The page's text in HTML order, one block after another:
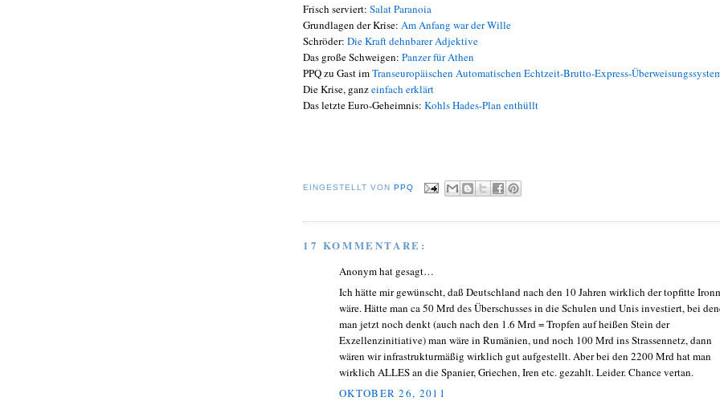
Frisch serviert: Salat Paranoia
Grundlagen der Krise: Am Anfang war der Wille
Schröder: Die Kraft dehnbarer Adjektive
Das große Schweigen: Panzer für Athen
PPQ zu Gast imTranseuropäischen Automatischen Echtzeit-Brutto-Express-
Die Krise, ganzeinfach erklärt
Das letzte Euro-Geheimnis: Kohls Hades-Plan enthüllt
EINGESTELLT VON PPQ
17 KOMMENTARE:
Anonym hat gesagt…
Ich hätte mir gewünscht, daß Deutschland nach den 10 Jahren wirklich der topfitte
wäre. Hätte man ca 50 Mrd des Überschusses in die Schulen und Unis investiert, bei
man jetzt noch denkt (auch nach den 1.6 Mrd = Tropfen auf heißen Stein der
Exzellenzinitiative) man wäre in Rumänien, und noch 100 Mrd ins Strassennetz, dann
wären wir infrastrukturmäßig wirklich gut aufgestellt. Aber bei den 2200 Mrd hat man
wirklich ALLES an die Spanier, Griechen, Iren etc. gezahlt. Leider. Chance vertan.
OKTOBER 26, 2011